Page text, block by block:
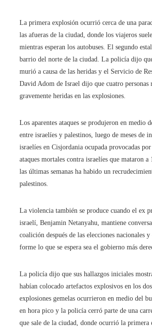
La primera explosión ocurrió cerca de una
las afueras de la ciudad, donde los viajeros
mientras esperan los autobuses. El segundo
barrio del norte de la ciudad. La policía dijo
murió a causa de las heridas y el Servicio de
David Adom de Israel dijo que cuatro personas
gravemente heridas en las explosiones.
Los aparentes ataques se produjeron en medio
entre israelíes y palestinos, luego de meses de
israelíes en Cisjordania ocupada provocadas
ataques mortales contra israelíes que mataron a
las últimas semanas ha habido un
palestinos.
La violencia también se produce cuando el ex
israelí, Benjamin Netanyahu, mantiene
coalición después de las elecciones nacionales
forme lo que se espera sea el gobierno más
La policía dijo que sus hallazgos iniciales
habían colocado artefactos explosivos en los
explosiones gemelas ocurrieron en medio del
en hora pico y la policía cerró parte de una
que sale de la ciudad, donde ocurrió la primera